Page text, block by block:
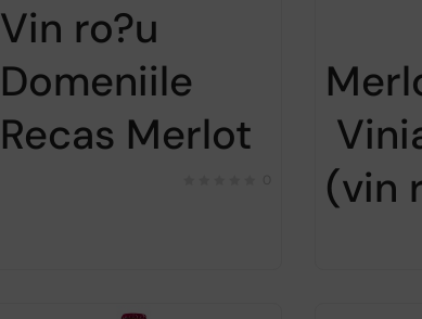
Vin ro?u
Domeniile
Recas Merlot
(vin